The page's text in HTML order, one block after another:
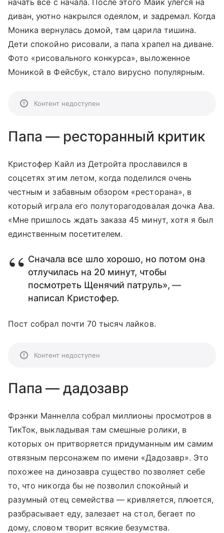
начать все с начала. После этого Майк улегся на
диван, уютно накрылся одеялом, и задремал. Когда
Моника вернулась домой, там царила тишина.
Дети спокойно рисовали, а папа храпел на диване.
Фото «рисовального конкурса», выложенное
Моникой в Фейсбук, стало вирусно популярным.
Контент недоступен
Папа — ресторанный критик
Кристофер Кайл из Детройта прославился в
соцсетях этим летом, когда поделился очень
честным и забавным обзором «ресторана», в
который играла его полуторагодовалая дочка Ава.
«Мне пришлось ждать заказа 45 минут, хотя я был
единственным посетителем.
Сначала все шло хорошо, но потом она
отлучилась на 20 минут, чтобы
посмотреть Щенячий патруль», —
написал Кристофер.
Пост собрал почти 70 тысяч лайков.
Контент недоступен
Папа — дадозавр
Фрэнки Маннелла собрал миллионы просмотров в
ТикТок, выкладывая там смешные ролики, в
которых он притворяется придуманным им самим
отвязным персонажем по имени «Дадозавр». Это
похожее на динозавра существо позволяет себе
то, что никогда бы не позволил спокойный и
разумный отец семейства — кривляется, плюется,
разбрасывает еду, залезает на стол, бегает по
дому, словом творит всякие безумства.